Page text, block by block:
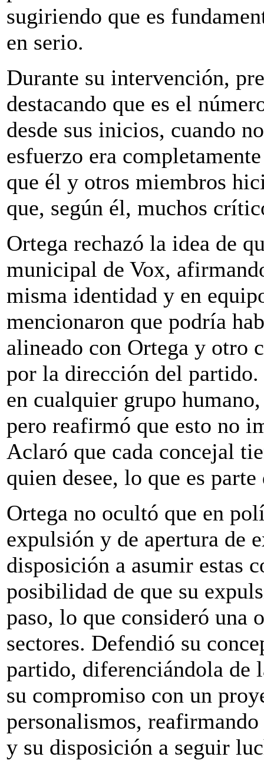
sugiriendo que es
en serio.
Durante su intervención,
destacando que es el
desde sus inicios, cuando
esfuerzo era
que él y otros miembros
que, según él, muchos
Ortega rechazó la idea de
municipal de Vox,
misma identidad y en
mencionaron que podría
alineado con Ortega y otro
por la dirección del
en cualquier grupo
pero reafirmó que esto no
Aclaró que cada concejal
quien desee, lo que es
Ortega no ocultó que en
expulsión y de apertura de
disposición a asumir estas
posibilidad de que su
paso, lo que consideró una
sectores. Defendió su
partido, diferenciándola de
su compromiso con un
personalismos,
y su disposición a seguir